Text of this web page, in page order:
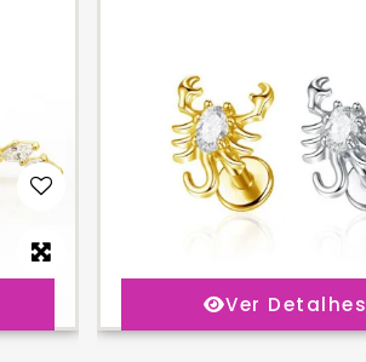
Ver Detalhes